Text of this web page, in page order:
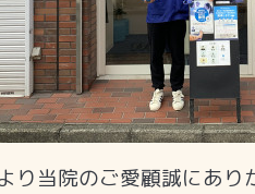
り当院のご愛顧誠にあ